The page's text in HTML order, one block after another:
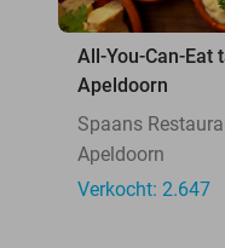
All-You-Can-Eat
Apeldoorn
Spaans
Apeldoorn
Verkocht: 2.647